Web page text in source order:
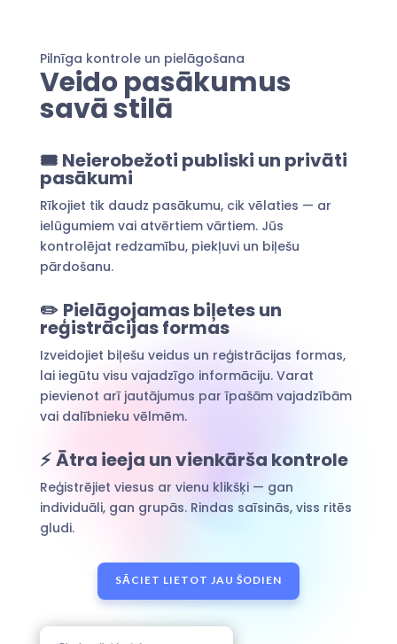
Pilnīga kontrole un pielāgošana
Veido pasākumus
savā stilā
🎟️ Neierobežoti publiski un privāti
pasākumi
Rīkojiet tik daudz pasākumu, cik vēlaties — ar
ielūgumiem vai atvērtiem vārtiem. Jūs
kontrolējat redzamību, piekļuvi un biļešu
pārdošanu.
✏️ Pielāgojamas biļetes un
reģistrācijas formas
Izveidojiet biļešu veidus un reģistrācijas formas,
lai iegūtu visu vajadzīgo informāciju. Varat
pievienot arī jautājumus par īpašām vajadzībām
vai dalībnieku vēlmēm.
⚡Ātra ieeja un vienkārša kontrole
Reģistrējiet viesus ar vienu klikšķi — gan
individuāli, gan grupās. Rindas saīsinās, viss ritēs
gludi.
SĀCIET LIETOT JAU ŠODIEN